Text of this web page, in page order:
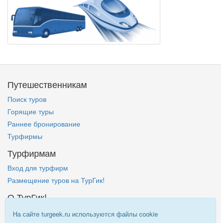
На сайте turgeek.ru используются файлы cookie
Путешественникам
Поиск туров
Горящие туры
Раннее бронирование
Турфирмы
Турфирмам
Вход для турфирм
Размещение туров на ТурГик!
О ТурГик!
Кто такой ТурГик?